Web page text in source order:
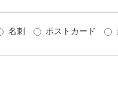
名刺 ポストカード